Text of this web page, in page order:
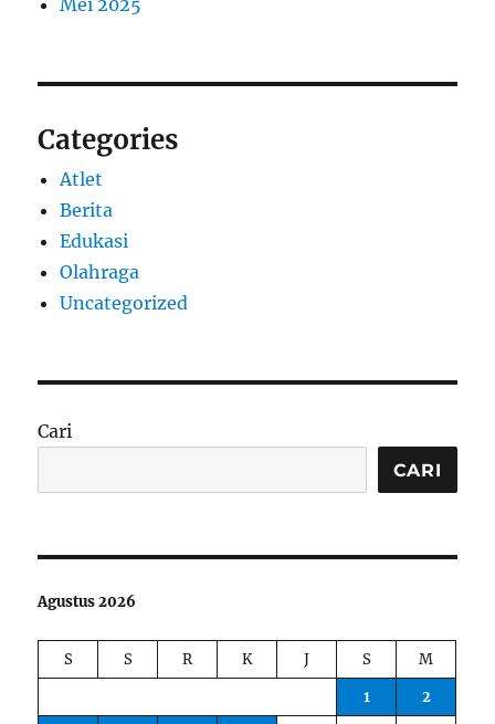
Mei 2025
Categories
Atlet
Berita
Edukasi
Olahraga
Uncategorized
Cari
CARI
Agustus 2026
S S R K J S
M
1
2